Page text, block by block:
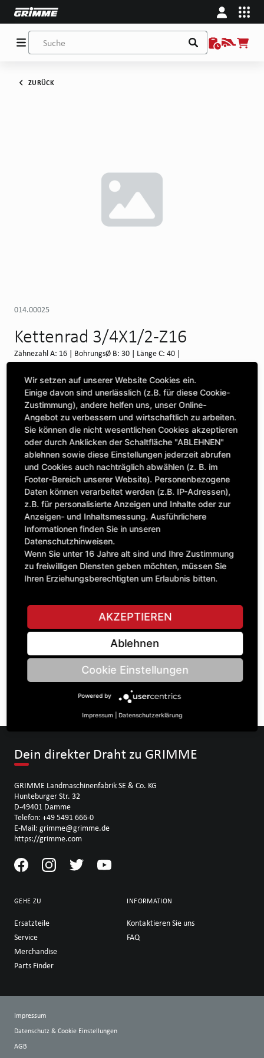
ZURÜCK
014.00025
Kettenrad 3/4X1/2-Z16
Zähnezahl A: 16 | BohrungsØ B: 30 | Länge C: 40 |
Verfügbar auf Anfrage (Swineshead)
WEITERE DEPOTS
Maschine auswählen, um Kompatibilität zu sehen
MASCHINE AUSWÄHLEN
CLICK & COLLECT
Bestellungen bei Deinem bevorzugten Standort abholen
STELLE EINE FRAGE
Spezifikationen
BESCHREIBUNG
KETTENRÄdeR EINFACH ¾“ | Zähnezahl A: 16 | BohrungsØ B:
30 | Länge C: 40 |
Dein direkter Draht zu GRIMME
GRIMME Landmaschinenfabrik SE & Co. KG
Hunteburger Str. 32
D-49401 Damme
Telefon: +49 5491 666-0
E-Mail: grimme@grimme.de
https://grimme.com
GEHE ZU
Ersatzteile
Service
Merchandise
Parts Finder
INFORMATION
Kontaktieren Sie uns
FAQ
Impressum
Datenschutz & Cookie Einstellungen
AGB
Wir setzen auf unserer Website Cookies ein.
Einige davon sind unerlässlich (z.B. für diese Cookie-
Zustimmung), andere helfen uns, unser Online-
Angebot zu verbessern und wirtschaftlich zu arbeiten.
Sie können die nicht wesentlichen Cookies akzeptieren
oder durch Anklicken der Schaltfläche "ABLEHNEN"
ablehnen sowie diese Einstellungen jederzeit abrufen
und Cookies auch nachträglich abwählen (z. B. im
Footer-Bereich unserer Website). Personenbezogene
Daten können verarbeitet werden (z.B. IP-Adressen),
z.B. für personalisierte Anzeigen und Inhalte oder zur
Anzeigen- und Inhaltsmessung. Ausführlichere
Informationen finden Sie in unseren
Datenschutzhinweisen.
Wenn Sie unter 16 Jahre alt sind und Ihre Zustimmung
zu freiwilligen Diensten geben möchten, müssen Sie
Ihren Erziehungsberechtigten um Erlaubnis bitten.
AKZEPTIEREN
Ablehnen
Cookie Einstellungen
Powered by
Impressum Datenschutzerklärung